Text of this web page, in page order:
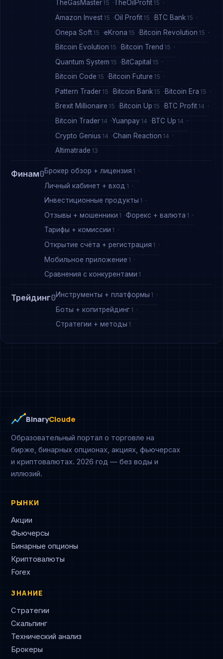
TheGasMaster 15 TheOilProfit 15
Amazon Invest 15 Oil Profit 15 BTC Bank 15
Опера Soft 15 eKrona 15 Bitcoin Revolution 15
Bitcoin Evolution 15 Bitcoin Trend 15
Quantum System 15 BitCapital 15
Bitcoin Code 15 Bitcoin Future 15
Pattern Trader 15 Bitcoin Bank 15 Bitcoin Era 15
Brexit Millionaire 15 Bitcoin Up 15 BTC Profit 14
Bitcoin Trader 14 Yuanpay 14 BTC Up 14
Crypto Genius 14 Chain Reaction 14
Altimatrade 13
Финам0Брокер обзор + лицензия 1
Личный кабинет + вход 1
Инвестиционные продукты 1
Отзывы + мошенники 1 Форекс + валюта 1
Тарифы + комиссии 1
Открытие счёта + регистрация 1
Мобильное приложение 1
Сравнения с конкурентами 1
Трейдинг0Инструменты + платформы 1
Боты + копитрейдинг 1
Стратегии + методы 1
BinaryCloude
Образовательный портал о торговле на
бирже, бинарных опционах, акциях, фьючерсах
и криптовалютах. 2026 год — без воды и
иллюзий.
РЫНКИ
Акции
Фьючерсы
Бинарные опционы
Криптовалюты
Forex
ЗНАНИЕ
Стратегии
Скальпинг
Технический анализ
Брокеры